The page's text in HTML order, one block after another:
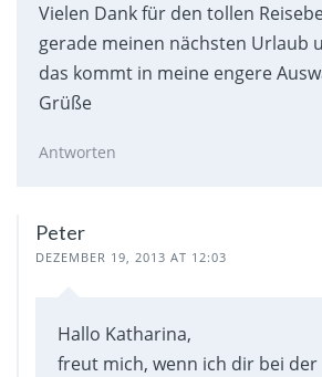
Vielen Dank für den tollen
gerade meinen nächsten Urlaub
das kommt in meine engere
Grüße
Antworten
Peter
DEZEMBER 19, 2013 AT 12:03
Hallo Katharina,
freut mich, wenn ich dir bei der